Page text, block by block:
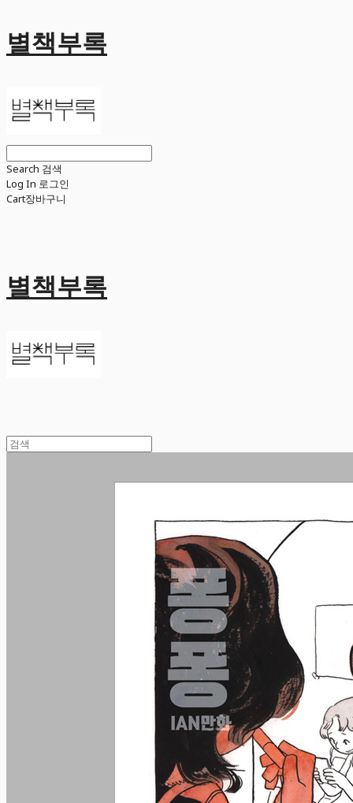
별책부록
Search 검색
Log In 로그인
Cart장바구니
별책부록